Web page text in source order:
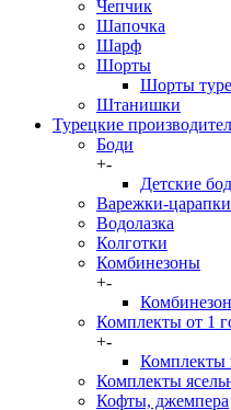
Чепчик
Шапочка
Шарф
Шорты
Шорты
Штанишки
Турецкие
Боди
+-
Детские
Варежки-царапки
Водолазка
Колготки
Комбинезоны
+-
Комплекты от 1
+-
Комплекты
Комплекты
Кофты, джемпера